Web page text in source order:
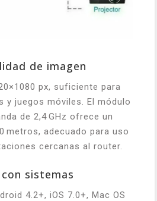
de imagen
px, suficiente para
y juegos móviles. El módulo
de 2,4 GHz ofrece un
metros, adecuado para uso
cercanas al router.
sistemas
4.2+, iOS 7.0+, Mac OS